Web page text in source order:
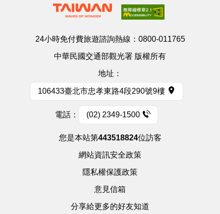
24小時免付費旅遊諮詢熱線： 0800-011765
中華民國交通部觀光署 版權所有
地址：
106433臺北市忠孝東路4段290號9樓
電話： (02) 2349-1500
您是本站第443518824位訪客
網站資訊安全政策
隱私權保護政策
意見信箱
分享給更多的好友知道